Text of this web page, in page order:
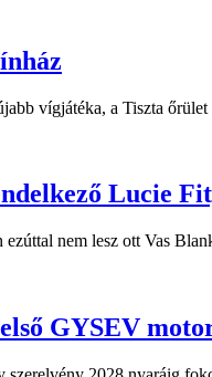
vígjátéka, a Tiszta
Lucie
nem lesz ott Vas
GYSEV